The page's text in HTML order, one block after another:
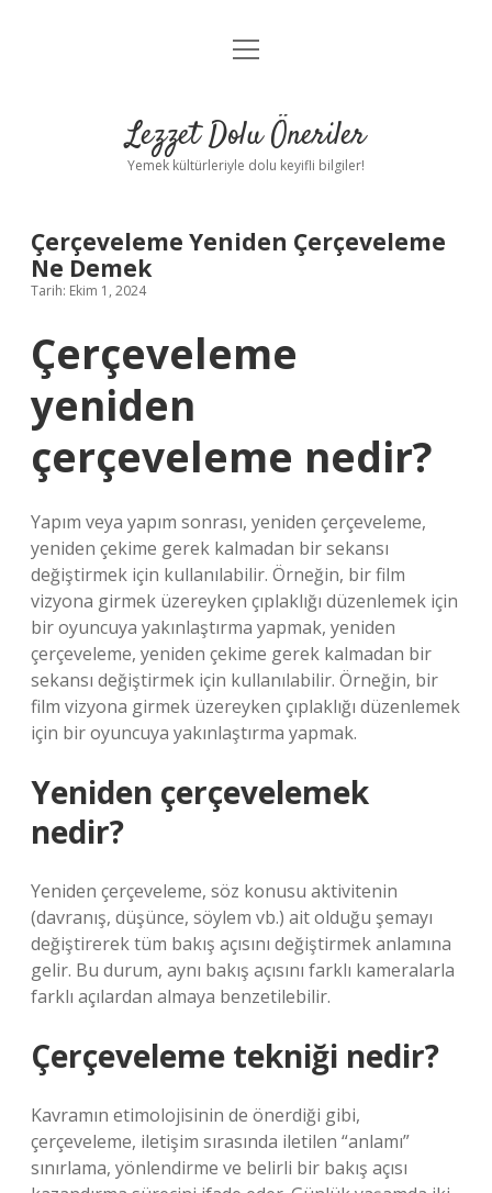
Anasayfa
Yasal Uyarı
menüyü
Lezzet Dolu Öneriler
Yemek kültürleriyle dolu keyifli bilgiler!
Çerçeveleme Yeniden Çerçeveleme
Ne Demek
Tarih: Ekim 1, 2024
Çerçeveleme
yeniden
çerçeveleme nedir?
Yapım veya yapım sonrası, yeniden çerçeveleme,
yeniden çekime gerek kalmadan bir sekansı
değiştirmek için kullanılabilir. Örneğin, bir film
vizyona girmek üzereyken çıplaklığı düzenlemek için
bir oyuncuya yakınlaştırma yapmak, yeniden
çerçeveleme, yeniden çekime gerek kalmadan bir
sekansı değiştirmek için kullanılabilir. Örneğin, bir
film vizyona girmek üzereyken çıplaklığı düzenlemek
için bir oyuncuya yakınlaştırma yapmak.
Yeniden çerçevelemek
nedir?
Yeniden çerçeveleme, söz konusu aktivitenin
(davranış, düşünce, söylem vb.) ait olduğu şemayı
değiştirerek tüm bakış açısını değiştirmek anlamına
gelir. Bu durum, aynı bakış açısını farklı kameralarla
farklı açılardan almaya benzetilebilir.
Çerçeveleme tekniği nedir?
Kavramın etimolojisinin de önerdiği gibi,
çerçeveleme, iletişim sırasında iletilen “anlamı”
sınırlama, yönlendirme ve belirli bir bakış açısı